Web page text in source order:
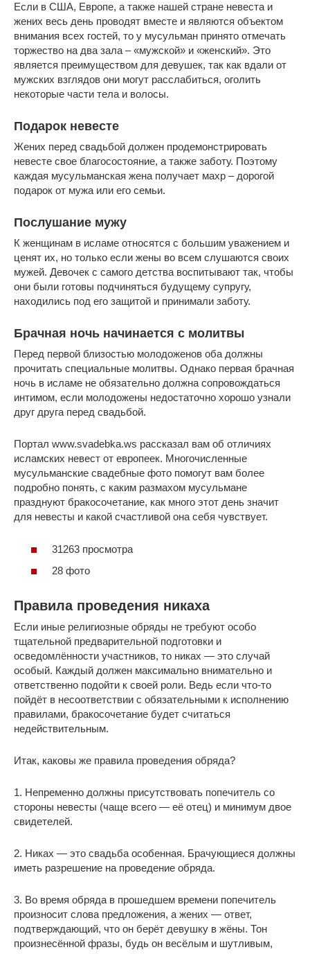
Если в США, Европе, а также нашей стране невеста и
жених весь день проводят вместе и являются объектом
внимания всех гостей, то у мусульман принято отмечать
торжество на два зала – «мужской» и «женский». Это
является преимуществом для девушек, так как вдали от
мужских взглядов они могут расслабиться, оголить
некоторые части тела и волосы.
Подарок невесте
Жених перед свадьбой должен продемонстрировать
невесте свое благосостояние, а также заботу. Поэтому
каждая мусульманская жена получает махр – дорогой
подарок от мужа или его семьи.
Послушание мужу
К женщинам в исламе относятся с большим уважением и
ценят их, но только если жены во всем слушаются своих
мужей. Девочек с самого детства воспитывают так, чтобы
они были готовы подчиняться будущему супругу,
находились под его защитой и принимали заботу.
Брачная ночь начинается с молитвы
Перед первой близостью молодоженов оба должны
прочитать специальные молитвы. Однако первая брачная
ночь в исламе не обязательно должна сопровождаться
интимом, если молодожены недостаточно хорошо узнали
друг друга перед свадьбой.
Портал www.svadebka.ws рассказал вам об отличиях
исламских невест от европеек. Многочисленные
мусульманские свадебные фото помогут вам более
подробно понять, с каким размахом мусульмане
празднуют бракосочетание, как много этот день значит
для невесты и какой счастливой она себя чувствует.
31263 просмотра
28 фото
Правила проведения никаха
Если иные религиозные обряды не требуют особо
тщательной предварительной подготовки и
осведомлённости участников, то никах — это случай
особый. Каждый должен максимально внимательно и
ответственно подойти к своей роли. Ведь если что-то
пойдёт в несоответствии с обязательными к исполнению
правилами, бракосочетание будет считаться
недействительным.
Итак, каковы же правила проведения обряда?
1. Непременно должны присутствовать попечитель со
стороны невесты (чаще всего — её отец) и минимум двое
свидетелей.
2. Никах — это свадьба особенная. Брачующиеся должны
иметь разрешение на проведение обряда.
3. Во время обряда в прошедшем времени попечитель
произносит слова предложения, а жених — ответ,
подтверждающий, что он берёт девушку в жёны. Тон
произнесённой фразы, будь он весёлым и шутливым,